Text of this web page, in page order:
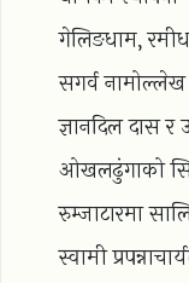
गेलिङधाम,
सगर्व
ज्ञानदिल दास र
ओखलढुंगाको
रुम्जाटारमा
स्वामी